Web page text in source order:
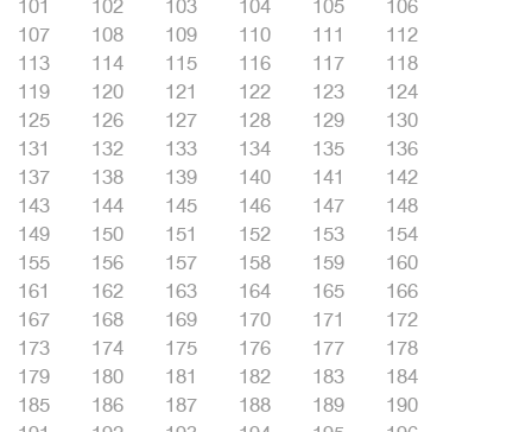
107
108 109 110 111
112
113
114 115 116 117
118
119
120 121 122 123
124
125
126 127 128 129
130
131
132 133 134 135
136
137
138 139 140 141
142
143
144 145 146 147
148
149
150 151 152 153
154
155
156 157 158 159
160
161
162 163 164 165
166
167
168 169 170 171
172
173
174 175 176 177
178
179
180 181 182 183
184
185
186 187 188 189
190